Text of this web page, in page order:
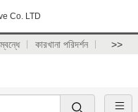
Co. LTD
কারখানা পরিদর্শন >>